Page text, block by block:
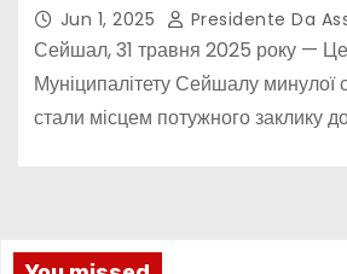
Jun 1, 2025 Presidente Da
Сейшал, 31 травня 2025 року —
Муніципалітету Сейшалу минулої
стали місцем потужного заклику